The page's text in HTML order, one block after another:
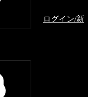
ログイン/新